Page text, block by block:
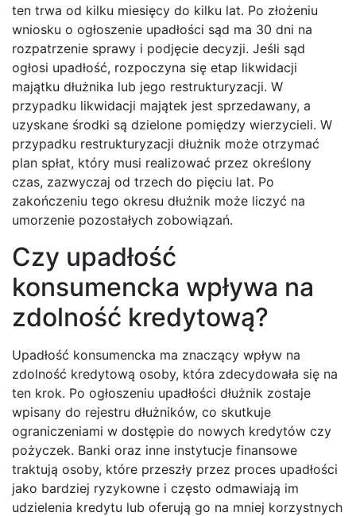
ten trwa od kilku miesięcy do kilku lat. Po złożeniu
wniosku o ogłoszenie upadłości sąd ma 30 dni na
rozpatrzenie sprawy i podjęcie decyzji. Jeśli sąd
ogłosi upadłość, rozpoczyna się etap likwidacji
majątku dłużnika lub jego restrukturyzacji. W
przypadku likwidacji majątek jest sprzedawany, a
uzyskane środki są dzielone pomiędzy wierzycieli. W
przypadku restrukturyzacji dłużnik może otrzymać
plan spłat, który musi realizować przez określony
czas, zazwyczaj od trzech do pięciu lat. Po
zakończeniu tego okresu dłużnik może liczyć na
umorzenie pozostałych zobowiązań.
Czy upadłość
konsumencka wpływa na
zdolność kredytową?
Upadłość konsumencka ma znaczący wpływ na
zdolność kredytową osoby, która zdecydowała się na
ten krok. Po ogłoszeniu upadłości dłużnik zostaje
wpisany do rejestru dłużników, co skutkuje
ograniczeniami w dostępie do nowych kredytów czy
pożyczek. Banki oraz inne instytucje finansowe
traktują osoby, które przeszły przez proces upadłości
jako bardziej ryzykowne i często odmawiają im
udzielenia kredytu lub oferują go na mniej korzystnych